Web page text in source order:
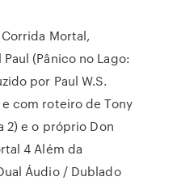
Mortal,
(Pânico no Lago:
por Paul W.S.
com roteiro de Tony
2) e o próprio Don
4 Além da
Áudio / Dublado